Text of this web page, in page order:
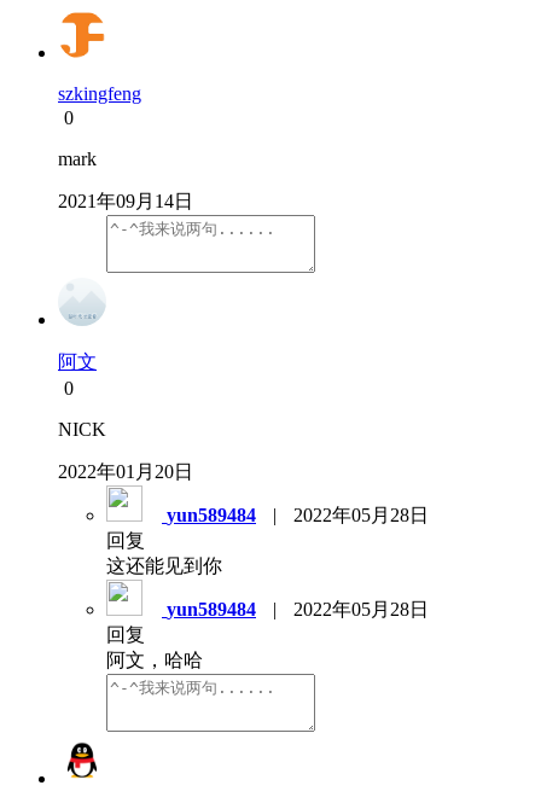
szkingfeng
0
mark
2021年09月14日
阿文
0
NICK
2022年01月20日
yun589484 |
2022年05月28日
回复
这还能见到你
yun589484 |
2022年05月28日
回复
阿文，哈哈